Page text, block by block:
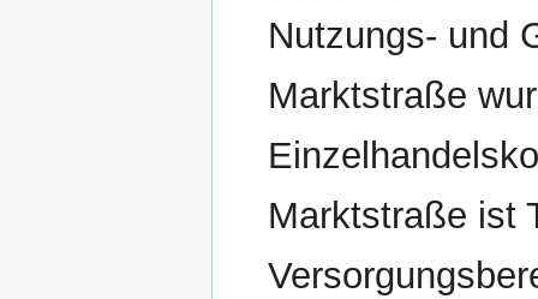
Nutzungs- und
Marktstraße
Marktstraße ist